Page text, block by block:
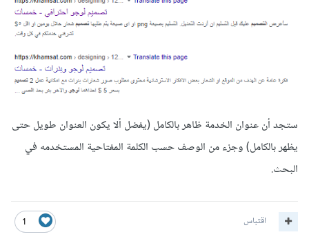
ستجد أن عنوان الخدمة ظاهر بالكامل (يفضل ألا يكون العنوان طويل حتى
يظهر بالكامل) وجزء من الوصف حسب الكلمة المفتاحية المستخدمه في
البحث.
1 اقتباس